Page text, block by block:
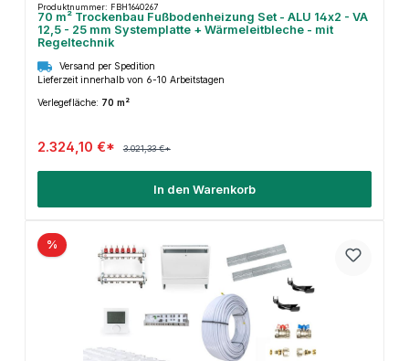
Produktnummer: FBH1640267
70 m² Trockenbau Fußbodenheizung Set - ALU 14x2 - VA
12,5 - 25 mm Systemplatte + Wärmeleitbleche - mit
Regeltechnik
Versand per Spedition
Lieferzeit innerhalb von 6-10 Arbeitstagen
Verlegefläche: 70 m²
2.324,10 €* 3.021,33 €*
In den Warenkorb
%